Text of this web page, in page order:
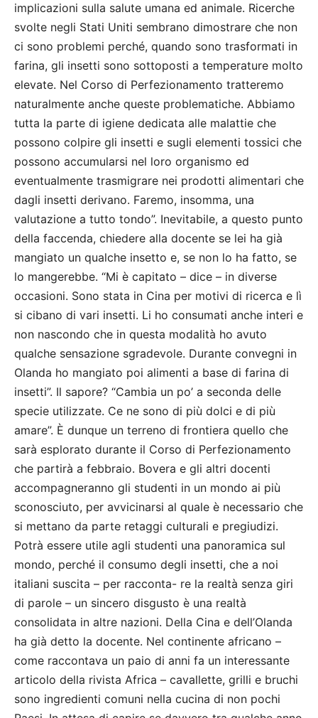
implicazioni sulla salute umana ed animale. Ricerche
svolte negli Stati Uniti sembrano dimostrare che non
ci sono problemi perché, quando sono trasformati in
farina, gli insetti sono sottoposti a temperature molto
elevate. Nel Corso di Perfezionamento tratteremo
naturalmente anche queste problematiche. Abbiamo
tutta la parte di igiene dedicata alle malattie che
possono colpire gli insetti e sugli elementi tossici che
possono accumularsi nel loro organismo ed
eventualmente trasmigrare nei prodotti alimentari che
dagli insetti derivano. Faremo, insomma, una
valutazione a tutto tondo”. Inevitabile, a questo punto
della faccenda, chiedere alla docente se lei ha già
mangiato un qualche insetto e, se non lo ha fatto, se
lo mangerebbe. “Mi è capitato – dice – in diverse
occasioni. Sono stata in Cina per motivi di ricerca e lì
si cibano di vari insetti. Li ho consumati anche interi e
non nascondo che in questa modalità ho avuto
qualche sensazione sgradevole. Durante convegni in
Olanda ho mangiato poi alimenti a base di farina di
insetti”. Il sapore? “Cambia un po’ a seconda delle
specie utilizzate. Ce ne sono di più dolci e di più
amare”. È dunque un terreno di frontiera quello che
sarà esplorato durante il Corso di Perfezionamento
che partirà a febbraio. Bovera e gli altri docenti
accompagneranno gli studenti in un mondo ai più
sconosciuto, per avvicinarsi al quale è necessario che
si mettano da parte retaggi culturali e pregiudizi.
Potrà essere utile agli studenti una panoramica sul
mondo, perché il consumo degli insetti, che a noi
italiani suscita – per racconta- re la realtà senza giri
di parole – un sincero disgusto è una realtà
consolidata in altre nazioni. Della Cina e dell’Olanda
ha già detto la docente. Nel continente africano –
come raccontava un paio di anni fa un interessante
articolo della rivista Africa – cavallette, grilli e bruchi
sono ingredienti comuni nella cucina di non pochi